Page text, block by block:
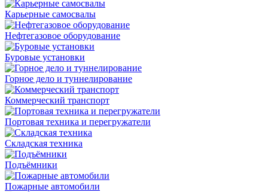
Карьерные самосвалы
Нефтегазовое оборудование
Буровые установки
Горное дело и туннелирование
Коммерческий транспорт
Портовая техника и перегружатели
Складская техника
Подъёмники
Пожарные автомобили